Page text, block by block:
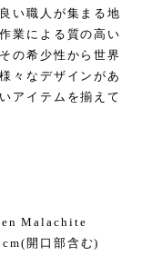
い職人が集まる地
業による質の高い
の希少性から世界
々なデザインがあ
アイテムを揃えて
Malachite
開口部含む)